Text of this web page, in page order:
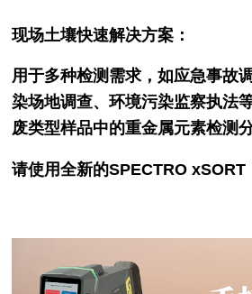
现场土壤快速解决方案：
用于多种检测需求，如应急事故
染场地调查、环境污染监察执法
废类型样品中的重金属元素检测分
请使用全新的SPECTRO xSORT